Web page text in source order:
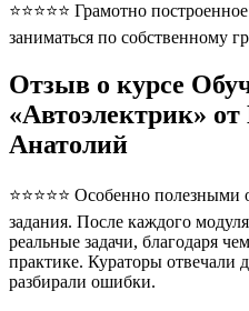
⭐⭐⭐⭐⭐ Грамотно
заниматься по собственному
Отзыв о курсе
«Автоэлектрик»
Анатолий
⭐⭐⭐⭐⭐ Особенно полезными
задания. После каждого
реальные задачи, благодаря
практике. Кураторы отвечали
разбирали ошибки.